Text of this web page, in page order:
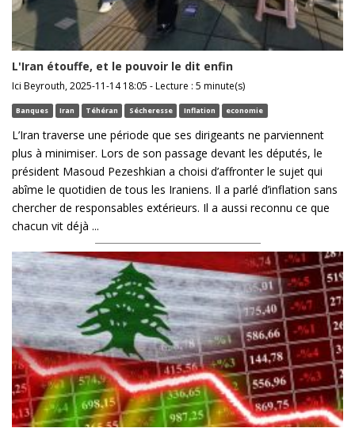
L'Iran étouffe, et le pouvoir le dit enfin
Ici Beyrouth, 2025-11-14 18:05 - Lecture : 5 minute(s)
Banques Iran Téhéran Sécheresse Inflation economie
L’Iran traverse une période que ses dirigeants ne parviennent
plus à minimiser. Lors de son passage devant les députés, le
président Masoud Pezeshkian a choisi d’affronter le sujet qui
abîme le quotidien de tous les Iraniens. Il a parlé d’inflation sans
chercher de responsables extérieurs. Il a aussi reconnu ce que
chacun vit déjà ...